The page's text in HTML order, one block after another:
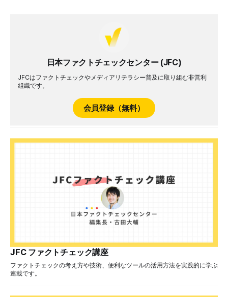
日本大震災による津波で、福島第一原発ではウラン燃料を冷
内で溶け、今も温度を下げるための冷却水をかけ続けていま
す。使用された水は放射性物質で汚染され、雨水などと混ざ
って毎日約90トンずつ増えています。これを「汚染水」と呼
タンクに貯められますが、2024年の前半にはタンク容量に
限界が来る見込みです。日本政府は、トリチウムを除く62種
日本ファクトチェックセンター (JFC)
JFCはファクトチェックやメディアリテラシー普及に取り組む非営利
組織です。
会員登録（無料）
JFC ファクトチェック講座
ファクトチェックの考え方や技術、便利なツールの活用方法を実践的に学ぶ
連載です。